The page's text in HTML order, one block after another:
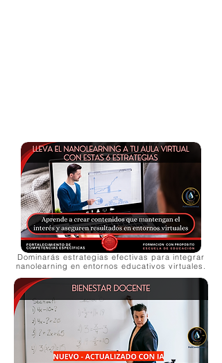
Dominarás estrategias efectivas para integrar
nanolearning en entornos educativos virtuales.